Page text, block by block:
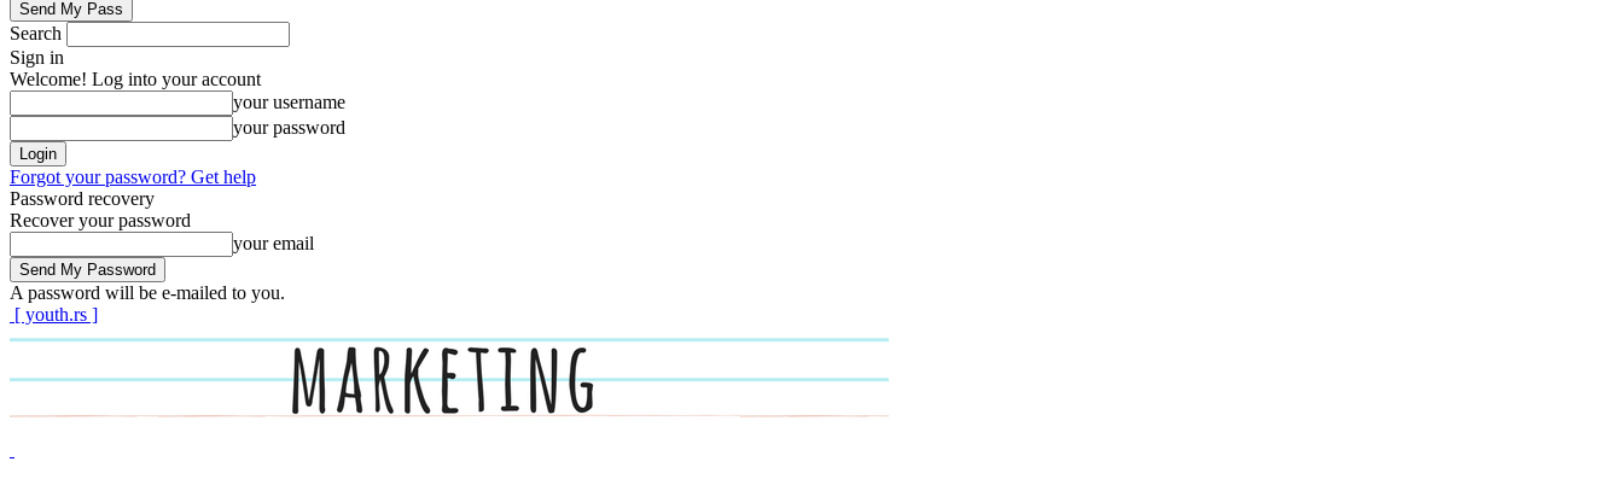
Search
Sign in
Welcome! Log into your account
your username
your password
Forgot your password? Get help
Password recovery
Recover your password
your email
A password will be e-mailed to you.
[ youth.rs ]